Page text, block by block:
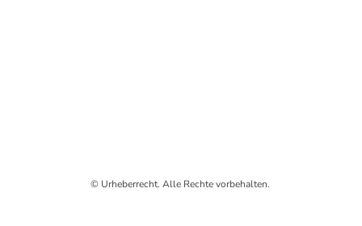
© Urheberrecht. Alle Rechte vorbehalten.